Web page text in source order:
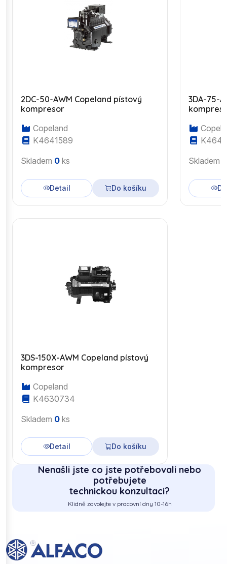
2DC-50-AWM Copeland pístový
kompresor
Copeland
K4641589
Skladem 0 ks
Detail Do košíku
3DA-75-
Skladem
3DS-150X-AWM Copeland pístový
kompresor
Copeland
K4630734
Skladem 0 ks
Detail Do košíku
Nenašli jste co jste potřebovali nebo
potřebujete
technickou konzultaci?
Klidně zavolejte v pracovní dny 10-16h